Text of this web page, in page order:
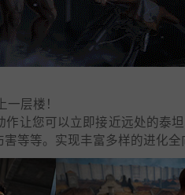
层楼！
作让您可以立即接近远处的
等等。实现丰富多样的进化全